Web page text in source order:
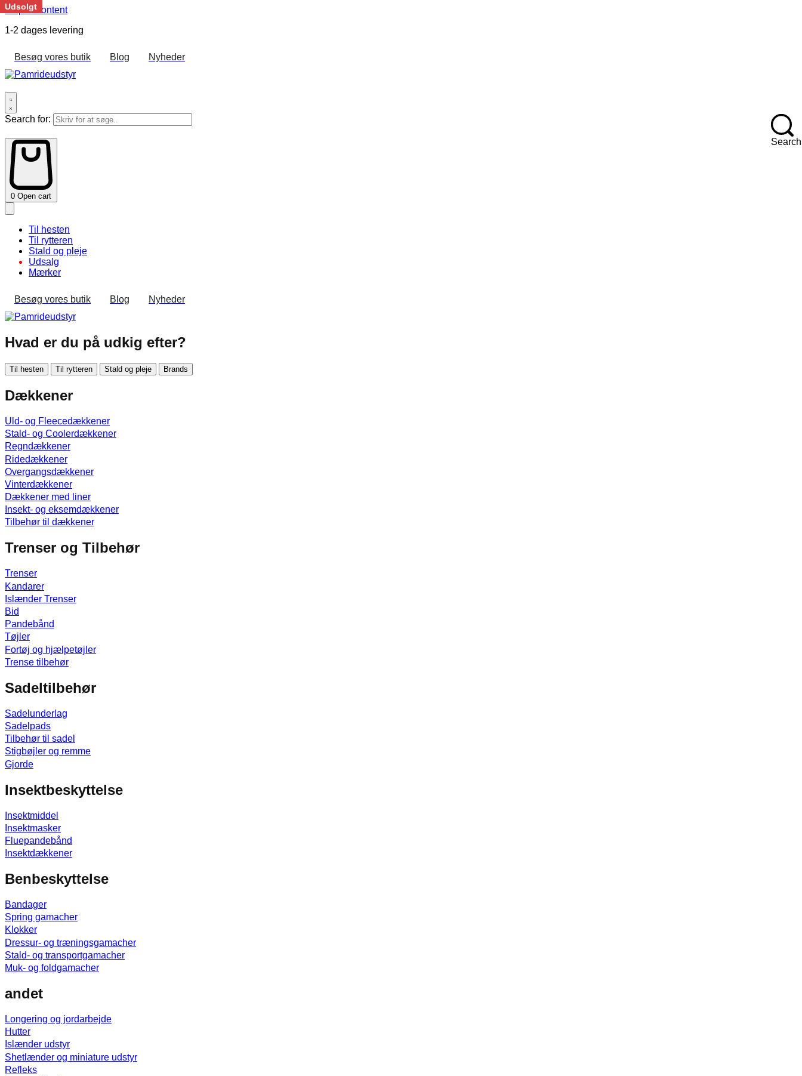
Skip to content
1-2 dages levering
Besøg vores butik Blog Nyheder
Search for:
Search
0 Open cart
Til hesten
Til rytteren
Stald og pleje
Udsalg
Mærker
Besøg vores butik Blog Nyheder
Hvad er du på udkig efter?
Til hesten Til rytteren Stald og pleje Brands
Dækkener
Uld- og Fleecedækkener
Stald- og Coolerdækkener
Regndækkener
Ridedækkener
Overgangsdækkener
Vinterdækkener
Dækkener med liner
Insekt- og eksemdækkener
Tilbehør til dækkener
Trenser og Tilbehør
Trenser
Kandarer
Islænder Trenser
Bid
Pandebånd
Tøjler
Fortøj og hjælpetøjler
Trense tilbehør
Sadeltilbehør
Sadelunderlag
Sadelpads
Tilbehør til sadel
Stigbøjler og remme
Gjorde
Insektbeskyttelse
Insektmiddel
Insektmasker
Fluepandebånd
Insektdækkener
Benbeskyttelse
Bandager
Spring gamacher
Klokker
Dressur- og træningsgamacher
Stald- og transportgamacher
Muk- og foldgamacher
andet
Longering og jordarbejde
Hutter
Islænder udstyr
Shetlænder og miniature udstyr
Refleks
Udsolgt